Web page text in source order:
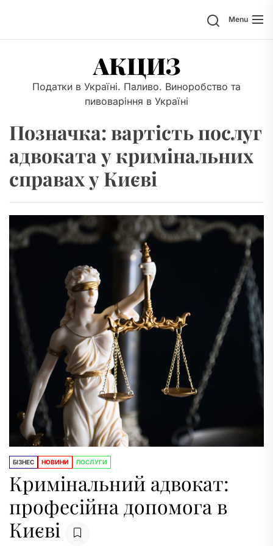
the
SearchMenu
АКЦИЗ
Податки в Україні. Паливо. Виноробство та
пивоваріння в Україні
Позначка: вартість послуг
адвоката у кримінальних
справах у Києві
БІЗНЕС НОВИНИ ПОСЛУГИ
Кримінальний адвокат:
професійна допомога в
Києві